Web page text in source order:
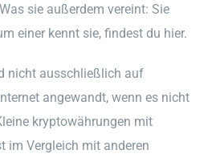
sie außerdem vereint: Sie
einer kennt sie, findest du hier.
nicht ausschließlich auf
angewandt, wenn es nicht
kryptowährungen mit
im Vergleich mit anderen